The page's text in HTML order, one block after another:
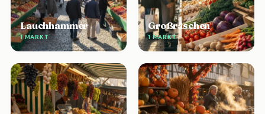
Lauchhammer
1 MARKT
Großräschen
1 MARKT